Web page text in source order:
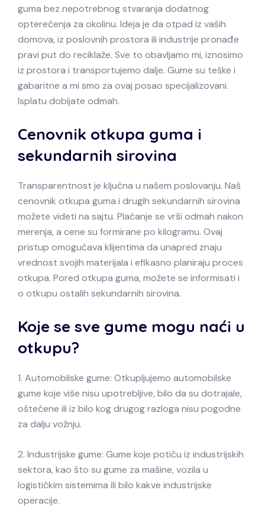
guma bez nepotrebnog stvaranja dodatnog
opterećenja za okolinu. Ideja je da otpad iz vaših
domova, iz poslovnih prostora ili industrije pronađe
pravi put do reciklaže. Sve to obavljamo mi, iznosimo
iz prostora i transportujemo dalje. Gume su teške i
gabaritne a mi smo za ovaj posao specijalizovani.
Isplatu dobijate odmah.
Cenovnik otkupa guma i
sekundarnih sirovina
Transparentnost je ključna u našem poslovanju. Naš
cenovnik otkupa guma i drugih sekundarnih sirovina
možete videti na sajtu. Plaćanje se vrši odmah nakon
merenja, a cene su formirane po kilogramu. Ovaj
pristup omogućava klijentima da unapred znaju
vrednost svojih materijala i efikasno planiraju proces
otkupa. Pored otkupa guma, možete se informisati i
o otkupu ostalih sekundarnih sirovina.
Koje se sve gume mogu naći u
otkupu?
1. Automobilske gume: Otkupljujemo automobilske
gume koje više nisu upotrebljive, bilo da su dotrajale,
oštećene ili iz bilo kog drugog razloga nisu pogodne
za dalju vožnju.
2. Industrijske gume: Gume koje potiču iz industrijskih
sektora, kao što su gume za mašine, vozila u
logističkim sistemima ili bilo kakve industrijske
operacije.